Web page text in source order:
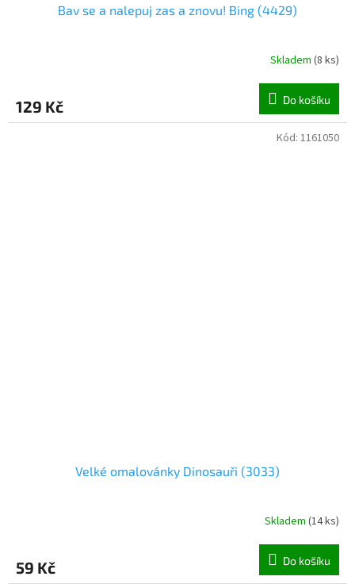
Bav se a nalepuj zas a znovu! Bing (4429)
Skladem (8 ks)
129 Kč Do košíku
Velké omalovánky Dinosauři (3033)
Skladem (14 ks)
59 Kč Do košíku
Kód: 1161050